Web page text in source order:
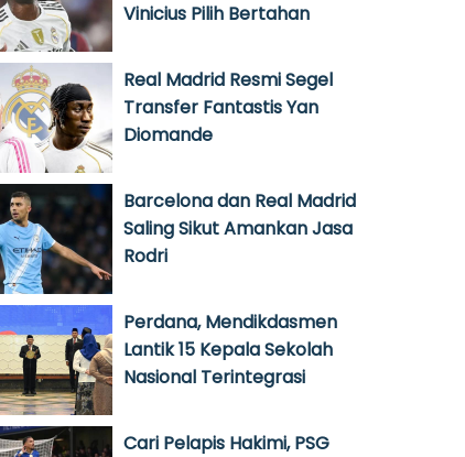
Vinicius Pilih Bertahan
Real Madrid Resmi Segel
Transfer Fantastis Yan
Diomande
Barcelona dan Real Madrid
Saling Sikut Amankan Jasa
Rodri
Perdana, Mendikdasmen
Lantik 15 Kepala Sekolah
Nasional Terintegrasi
Cari Pelapis Hakimi, PSG